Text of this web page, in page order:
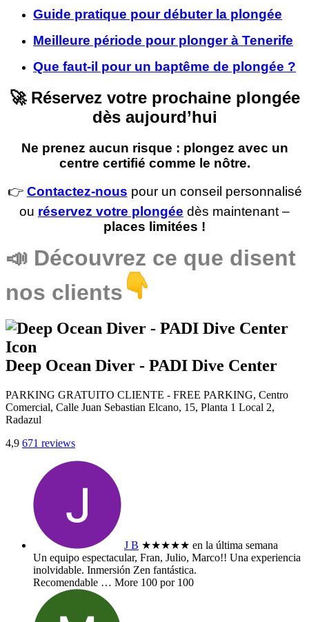
Guide pratique pour débuter la plongée
Meilleure période pour plonger à Tenerife
Que faut-il pour un baptême de plongée ?
🚀 Réservez votre prochaine plongée
dès aujourd’hui
Ne prenez aucun risque : plongez avec un
centre certifié comme le nôtre.
👉 Contactez-nous pour un conseil personnalisé
ou réservez votre plongée dès maintenant –
places limitées !
📣 Découvrez ce que disent
nos clients
Deep Ocean Diver - PADI Dive Center
PARKING GRATUITO CLIENTE - FREE PARKING, Centro
Comercial, Calle Juan Sebastian Elcano, 15, Planta 1 Local 2,
Radazul
4,9 671 reviews
J B ★★★★★ en la última semana
Un equipo espectacular, Fran, Julio, Marco!! Una experiencia
inolvidable. Inmersión Zen fantástica.
Recomendable … More 100 por 100